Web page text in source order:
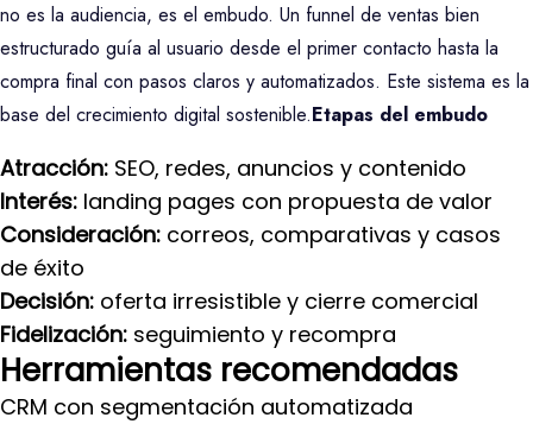
no es la audiencia, es el embudo. Un funnel de ventas bien
estructurado guía al usuario desde el primer contacto hasta la
compra final con pasos claros y automatizados. Este sistema es la
base del crecimiento digital sostenible.Etapas del embudo
Atracción: SEO, redes, anuncios y contenido
Interés: landing pages con propuesta de valor
Consideración: correos, comparativas y casos
de éxito
Decisión: oferta irresistible y cierre comercial
Fidelización: seguimiento y recompra
Herramientas recomendadas
CRM con segmentación automatizada